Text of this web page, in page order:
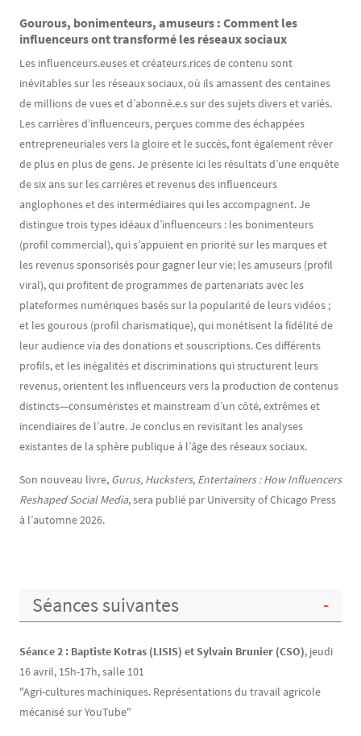
Gourous, bonimenteurs, amuseurs : Comment les
influenceurs ont transformé les réseaux sociaux
Les influenceurs.euses et créateurs.rices de contenu sont
inévitables sur les réseaux sociaux, où ils amassent des centaines
de millions de vues et d’abonné.e.s sur des sujets divers et variés.
Les carrières d’influenceurs, perçues comme des échappées
entrepreneuriales vers la gloire et le succès, font également rêver
de plus en plus de gens. Je présente ici les résultats d’une enquête
de six ans sur les carrières et revenus des influenceurs
anglophones et des intermédiaires qui les accompagnent. Je
distingue trois types idéaux d’influenceurs : les bonimenteurs
(profil commercial), qui s’appuient en priorité sur les marques et
les revenus sponsorisés pour gagner leur vie; les amuseurs (profil
viral), qui profitent de programmes de partenariats avec les
plateformes numériques basés sur la popularité de leurs vidéos ;
et les gourous (profil charismatique), qui monétisent la fidélité de
leur audience via des donations et souscriptions. Ces différents
profils, et les inégalités et discriminations qui structurent leurs
revenus, orientent les influenceurs vers la production de contenus
distincts—consuméristes et mainstream d’un côté, extrêmes et
incendiaires de l’autre. Je conclus en revisitant les analyses
existantes de la sphère publique à l’âge des réseaux sociaux.
Son nouveau livre, Gurus, Hucksters, Entertainers : How Influencers
Reshaped Social Media, sera publié par University of Chicago Press
à l’automne 2026.
Séances suivantes
Séance 2 : Baptiste Kotras (LISIS) et Sylvain Brunier (CSO), jeudi
16 avril, 15h-17h, salle 101
"Agri-cultures machiniques. Représentations du travail agricole
mécanisé sur YouTube"